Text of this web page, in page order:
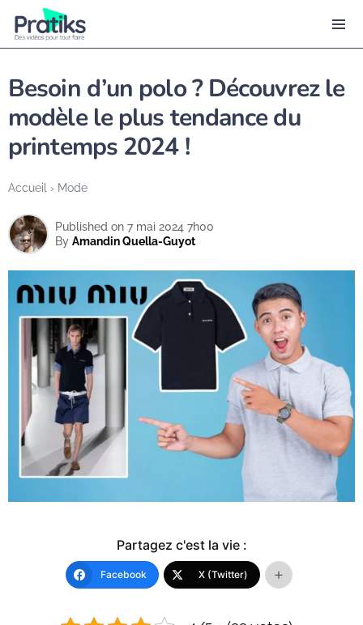
Accueil › Mode
Besoin d’un polo ? Découvrez le
modèle le plus tendance du
printemps 2024 !
By Amandin Quella-Guyot
Published on 7 mai 2024 7h00
Partagez c'est la vie :
Facebook X (Twitter)